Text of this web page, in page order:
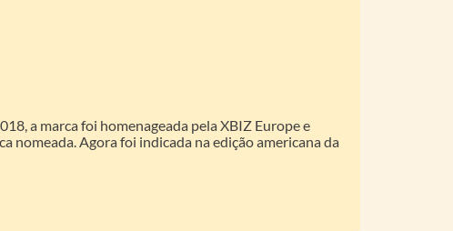
a marca foi homenageada pela XBIZ Europe e
nomeada. Agora foi indicada na edição americana da